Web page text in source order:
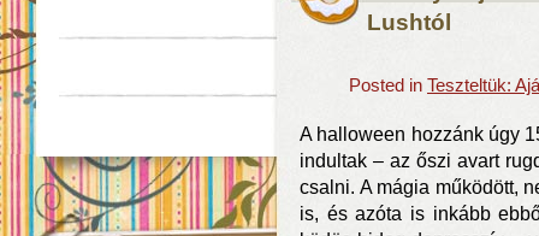
Lushtól
Posted in Teszteltük:
A halloween hozzánk úgy
indultak – az őszi avart
csalni. A mágia működött,
is, és azóta is inkább